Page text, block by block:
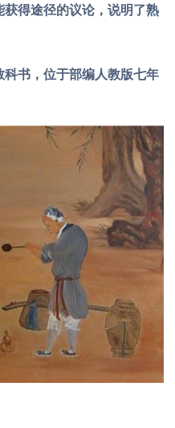
得途径的议论，说明了熟
书，位于部编人教版七年